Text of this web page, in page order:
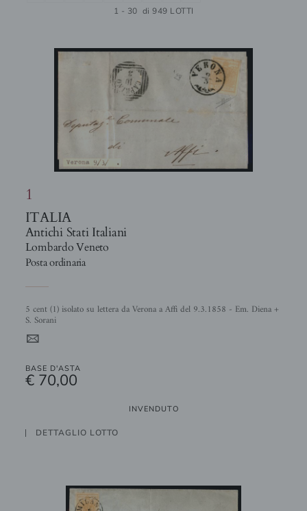
1 - 30 di 949 LOTTI
1
ITALIA
Antichi Stati Italiani
Lombardo Veneto
Posta ordinaria
5 cent (1) isolato su lettera da Verona a Affi del 9.3.1858 - Em. Diena +
S. Sorani
4
BASE D'ASTA
€ 70,00
INVENDUTO
DETTAGLIO LOTTO